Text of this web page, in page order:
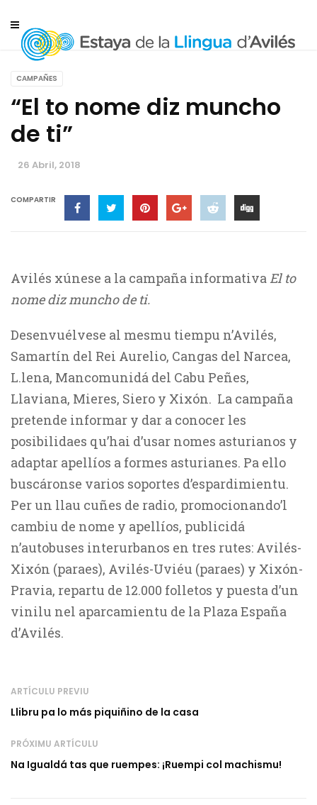
CAMPAÑES
“El to nome diz muncho
de ti”
26 Abril, 2018
COMPARTIR
Avilés xúnese a la campaña informativaEl to
nome diz muncho de ti.
Desenvuélvese al mesmu tiempu n’Avilés,
Samartín del Rei Aurelio, Cangas del Narcea,
L.lena, Mancomunidá del Cabu Peñes,
Llaviana, Mieres, Siero y Xixón. La campaña
pretende informar y dar a conocer les
posibilidaes qu’hai d’usar nomes asturianos y
adaptar apellíos a formes asturianes. Pa ello
buscáronse varios soportes d’espardimientu.
Per un llau cuñes de radio, promocionando’l
cambiu de nome y apellíos, publicidá
n’autobuses interurbanos en tres rutes: Avilés-
Xixón (paraes), Avilés-Uviéu (paraes) y Xixón-
Pravia, repartu de 12.000 folletos y puesta d’un
vinilu nel aparcamientu de la Plaza España
d’Avilés.
ARTÍCULU PREVIU
Llibru pa lo más piquiñino de la casa
PRÓXIMU ARTÍCULU
Na Igualdá tas que ruempes: ¡Ruempi col machismu!